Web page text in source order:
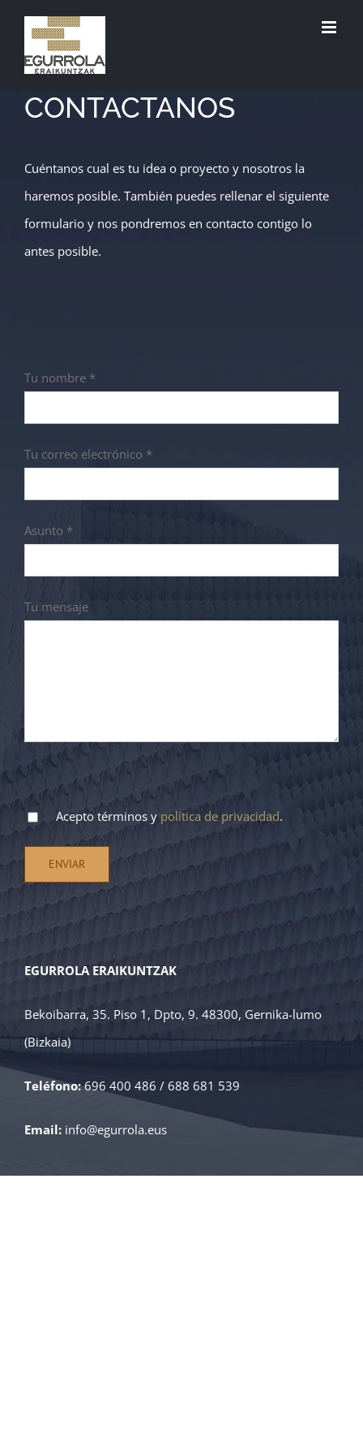
Saltar
contenido
CONTACTANOS
Cuéntanos cual es tu idea o proyecto y nosotros la
haremos posible. También puedes rellenar el siguiente
formulario y nos pondremos en contacto contigo lo
antes posible.
Tu nombre *
Tu correo electrónico *
Asunto *
Tu mensaje
Acepto términos y política de privacidad.
EGURROLA ERAIKUNTZAK
Bekoibarra, 35. Piso 1, Dpto, 9. 48300, Gernika-lumo
(Bizkaia)
Teléfono: 696 400 486 / 688 681 539
Email: info@egurrola.eus